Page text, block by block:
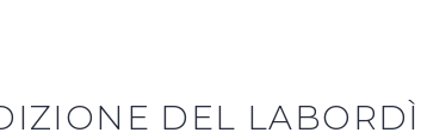
DEL LABORDÌ